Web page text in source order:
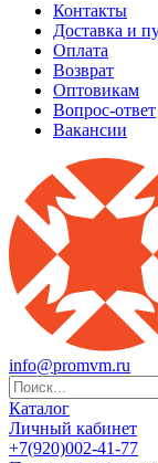
Контакты
Доставка и
Оплата
Возврат
Оптовикам
Вопрос-ответ
Вакансии
info@promvm.ru
Каталог
Личный кабинет
+7(920)002-41-77